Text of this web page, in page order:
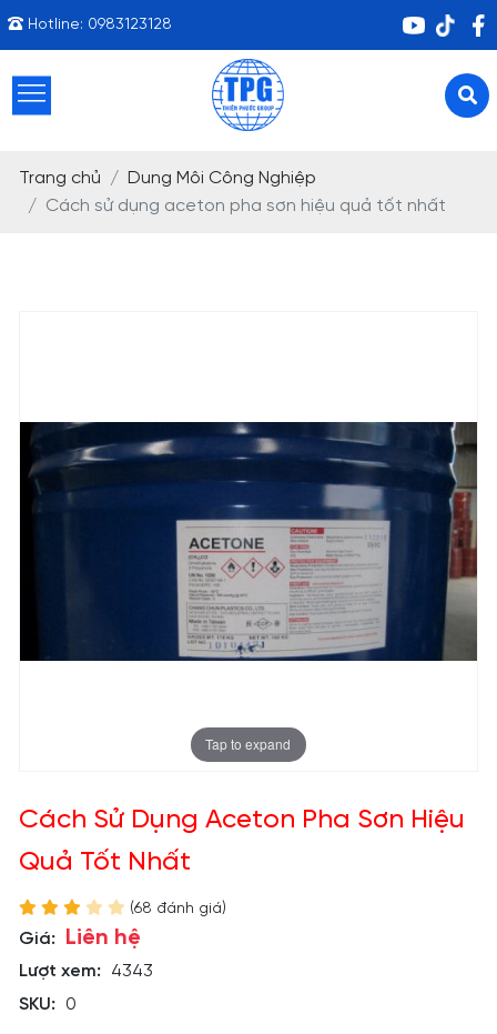
Hotline: 0983123128
Trang chủ
Dung Môi Công Nghiệp
Cách sử dụng aceton pha sơn hiệu quả tốt nhất
Tap to expand
Cách Sử Dụng Aceton Pha Sơn Hiệu
Quả Tốt Nhất
(68 đánh giá)
Giá: Liên hệ
Lượt xem:
4343
SKU: 0